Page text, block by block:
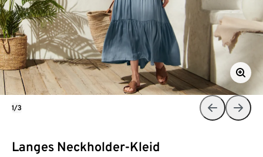
Langes Neckholder-Kleid
1/3